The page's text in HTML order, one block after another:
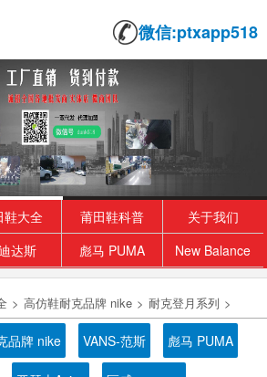
微信:ptxapp518
鞋大全 莆田鞋科普
关于我们
达斯 彪马 PUMA New Balance
> 高仿鞋耐克品牌 nike > 耐克登月系列 >
品牌 nike VANS-范斯 彪马 PUMA